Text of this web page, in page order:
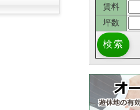
賃料
坪数